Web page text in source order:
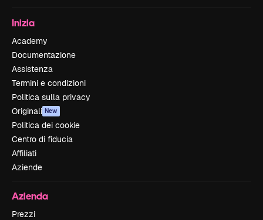
Inizia
Academy
Documentazione
Assistenza
Termini e condizioni
Politica sulla privacy
Originali New
Politica dei cookie
Centro di fiducia
Affiliati
Aziende
Azienda
Prezzi